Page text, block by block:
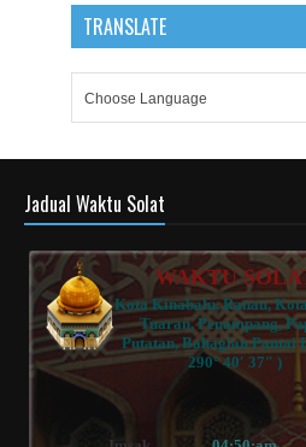
TRANSLATE
Jadual Waktu Solat